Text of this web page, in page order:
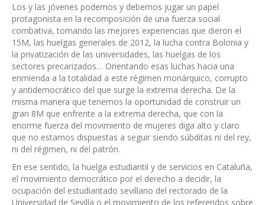
Los y las jóvenes podemos y debemos jugar un papel
protagonista en la recomposición de una fuerza social
combativa, tomando las mejores experiencias que dieron el
15M, las huelgas generales de 2012, la lucha contra Bolonia y
la privatización de las universidades, las huelgas de los
sectores precarizados… Orientando esas luchas hacia una
enmienda a la totalidad a este régimen monárquico, corrupto
y antidemocrático del que surge la extrema derecha. De la
misma manera que tenemos la oportunidad de construir un
gran 8M que enfrente a la extrema derecha, que con la
enorme fuerza del movimiento de mujeres diga alto y claro
que no estamos dispuestas a seguir siendo súbditas ni del rey,
ni del régimen, ni del patrón.
En ese sentido, la huelga estudiantil y de servicios en Cataluña,
el movimiento democrático por el derecho a decidir, la
ocupación del estudiantado sevillano del rectorado de la
Universidad de Sevilla o el movimiento de los referendos sobre